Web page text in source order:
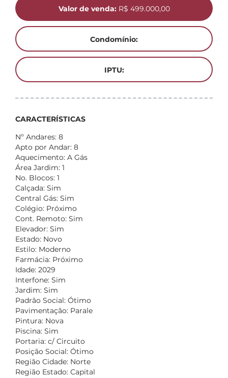
Valor de venda:R$ 499.000,00
Condomínio:
IPTU:
CARACTERÍSTICAS
Nº Andares: 8
Apto por Andar: 8
Aquecimento: A Gás
Área Jardim: 1
No. Blocos: 1
Calçada: Sim
Central Gás: Sim
Colégio: Próximo
Cont. Remoto: Sim
Elevador: Sim
Estado: Novo
Estilo: Moderno
Farmácia: Próximo
Idade: 2029
Interfone: Sim
Jardim: Sim
Padrão Social: Ótimo
Pavimentação: Parale
Pintura: Nova
Piscina: Sim
Portaria: c/ Circuito
Posição Social: Ótimo
Região Cidade: Norte
Região Estado: Capital